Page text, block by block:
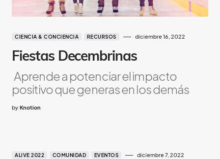
CIENCIA & CONCIENCIA RECURSOS diciembre 16, 2022
Fiestas Decembrinas
Aprende a potenciar el impacto
positivo que generas en los demás
by Knotion
ALIVE 2022 COMUNIDAD EVENTOS diciembre 7, 2022